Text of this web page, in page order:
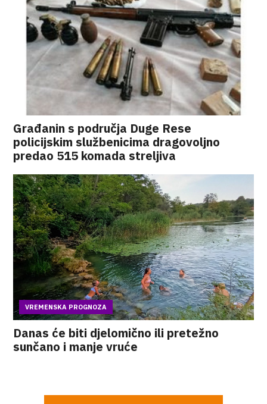
Građanin s područja Duge Rese
policijskim službenicima dragovoljno
predao 515 komada streljiva
VREMENSKA PROGNOZA
Danas će biti djelomično ili pretežno
sunčano i manje vruće